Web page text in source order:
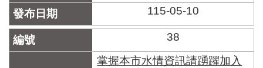
115-05-10
38
掌握本市水情資訊請踴躍加入